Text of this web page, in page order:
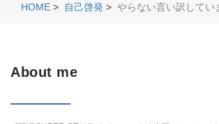
HOME > 自己啓発 > やらない言い訳してい
About me